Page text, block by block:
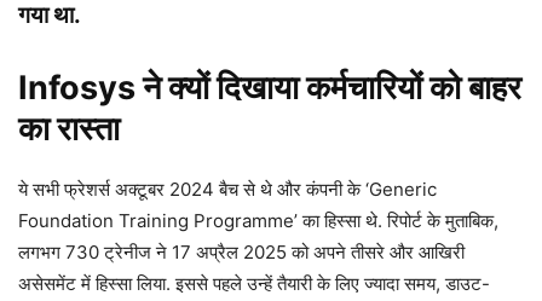
गया था.
Infosys ने क्यों दिखाया कर्मचारियों को बाहर
का रास्ता
ये सभी फ्रेशर्स अक्टूबर 2024 बैच से थे और कंपनी के ‘Generic
Foundation Training Programme’ का हिस्सा थे. रिपोर्ट के मुताबिक,
लगभग 730 ट्रेनीज ने 17 अप्रैल 2025 को अपने तीसरे और आखिरी
असेसमेंट में हिस्सा लिया. इससे पहले उन्हें तैयारी के लिए ज्यादा समय, डाउट-